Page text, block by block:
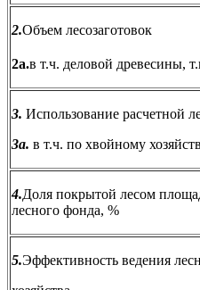
2.Объем лесозаготовок
2а.в т.ч. деловой древесины,
3. Использование расчетной
3а. в т.ч. по хвойному
4.Доля покрытой лесом
лесного фонда, %
5.Эффективность ведения